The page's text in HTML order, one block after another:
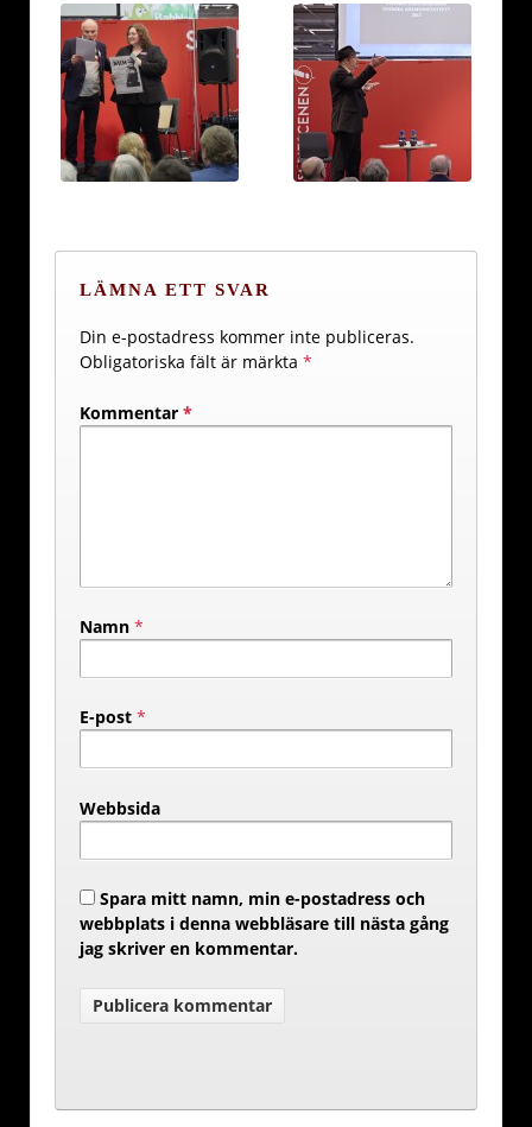
LÄMNA ETT SVAR
Din e-postadress kommer inte publiceras.
Obligatoriska fält är märkta *
Kommentar *
Namn *
E-post *
Webbsida
Spara mitt namn, min e-postadress och
webbplats i denna webbläsare till nästa gång
jag skriver en kommentar.